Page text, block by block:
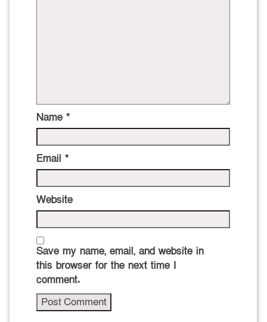
Name *
Email *
Website
Save my name, email, and website in
this browser for the next time I
comment.